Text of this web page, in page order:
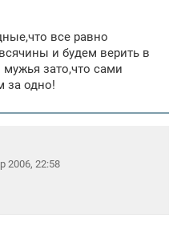
все равно
и будем верить в
мужья зато,что сами
за одно!
2006, 22:58